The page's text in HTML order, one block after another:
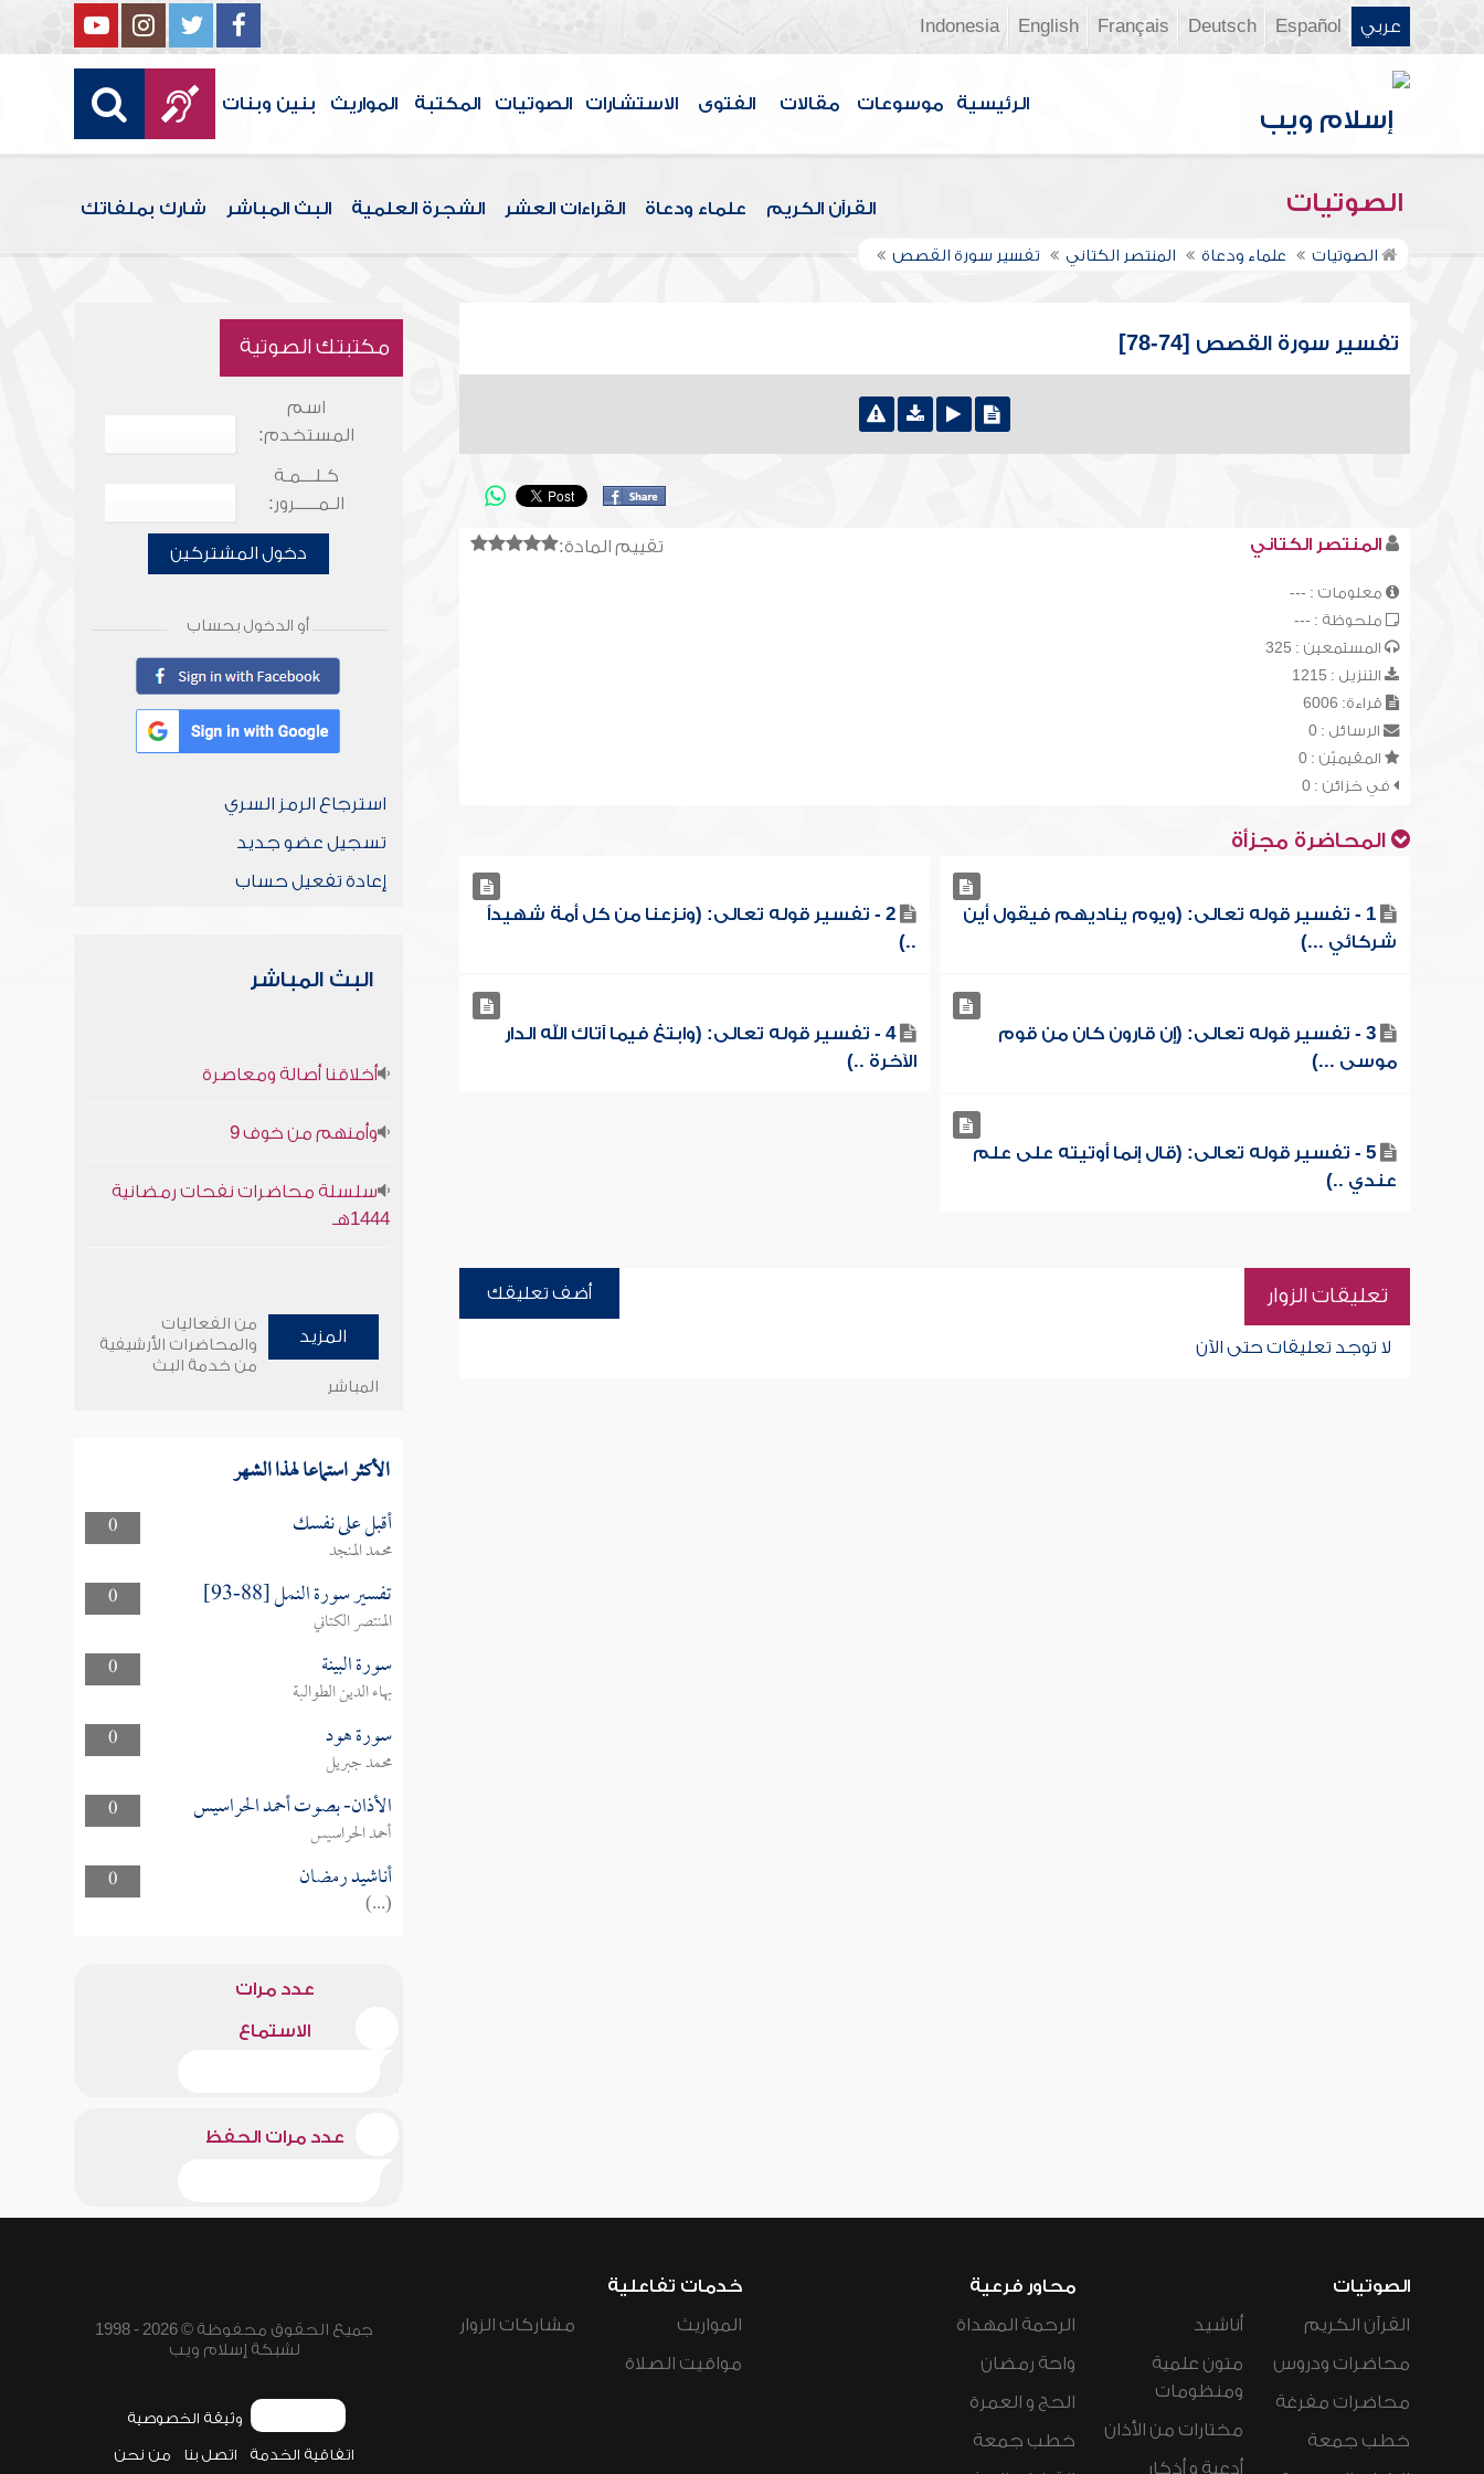
عربي Español
Deutsch
Français
English
Indonesia
الرئيسية موسوعات مقالات الفتوى الاستشارات الصوتيات المكتبة المواريث بنين وبنات
الصوتيات القرآن الكريم علماء ودعاة القراءات العشر الشجرة العلمية البث المباشر شارك بملفاتك
الصوتيات علماء ودعاة المنتصر الكتاني تفسير سورة القصص
تفسير سورة القصص [74-78]
تقييم المادة: المنتصر الكتاني
معلومات : ---
ملحوظة : ---
المستمعين : 325
التنزيل : 1215
قراءة: 6006
الرسائل : 0
المقيميّن : 0
في خزائن : 0
المحاضرة مجزأة
1 - تفسير قوله تعالى: (ويوم يناديهم فيقول أين
شركائي ...)
2 - تفسير قوله تعالى: (ونزعنا من كل أمة شهيداً
..)
3 - تفسير قوله تعالى: (إن قارون كان من قوم
موسى ...)
4 - تفسير قوله تعالى: (وابتغ فيما آتاك الله الدار
الآخرة ..)
5 - تفسير قوله تعالى: (قال إنما أوتيته على علم
عندي ..)
تعليقات الزوار أضف تعليقك
لا توجد تعليقات حتى الآن
مكتبتك الصوتية
اسم
المستخدم:
كـلـــمـة
الـمـــــرور:
دخول المشتركين
أو الدخول بحساب
استرجاع الرمز السري
تسجيل عضو جديد
إعادة تفعيل حساب
البث المباشر
أخلاقنا أصالة ومعاصرة
وأمنهم من خوف 9
سلسلة محاضرات نفحات رمضانية
1444هـ
المزيد
من الفعاليات
والمحاضرات الأرشيفية
من خدمة البث
المباشر
الأكثر استماعا لهذا الشهر
0 أقبل على نفسك
محمد المنجد
0
تفسير سورة النمل [88-93]
المنتصر الكتاني
0
سورة البينة
بهاء الدين الطوالبة
0
سورة هود
محمد جبريل
0
الأذان- بصوت أحمد الحراسيس
أحمد الحراسيس
0
أناشيد رمضان
(...)
عدد مرات
الاستماع
عدد مرات الحفظ
الصوتيات
القرآن الكريم
محاضرات ودروس
محاضرات مفرغة
خطب جمعة
أناشيد
متون علمية
ومنظومات
مختارات من الأذان
أدعية و أذكار
محاور فرعية
الرحمة المهداة
واحة رمضان
الحج و العمرة
خطب جمعة
خدمات تفاعلية
المواريث
مواقيت الصلاة
مشاركات الزوار
جميع الحقوق محفوظة © 2026 - 1998
لشبكة إسلام ويب
وثيقة الخصوصية
اتفاقية الخدمة اتصل بنا من نحن